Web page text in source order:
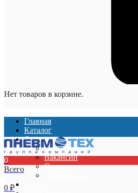
Нет товаров в корзине.
Главная
Каталог
О компании
О компании
Вакансии
Отзывы
0
Всего
0 ₽